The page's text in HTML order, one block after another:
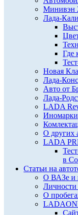
Минивэн
Лада-
Где
Новая
Лада-
Авто от
Лада-
LADA
Иномарки
О других
LADA
в
Статьи на
О ВАЗе и
Личности
О